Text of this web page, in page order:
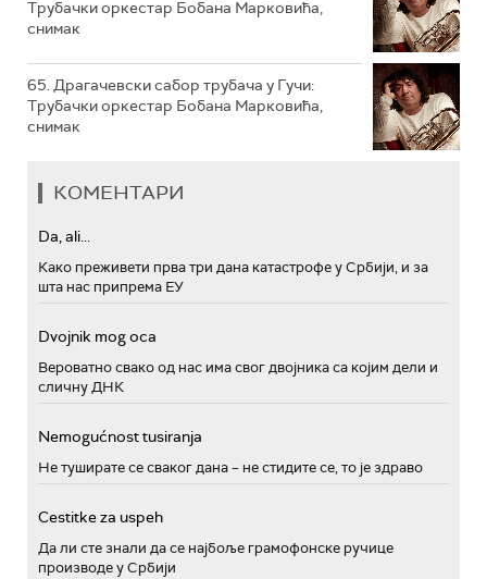
Трубачки оркестар Бобана Марковића,
снимак
65. Драгачевски сабор трубача у Гучи:
Трубачки оркестар Бобана Марковића,
снимак
КОМЕНТАРИ
Da, ali...
Како преживети прва три дана катастрофе у Србији, и за
шта нас припрема ЕУ
Dvojnik mog oca
Вероватно свако од нас има свог двојника са којим дели и
сличну ДНК
Nemogućnost tusiranja
Не туширате се сваког дана – не стидите се, то је здраво
Cestitke za uspeh
Да ли сте знали да се најбоље грамофонске ручице
производе у Србији